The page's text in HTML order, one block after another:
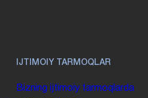
IJTIMOIY TARMOQLAR
Bizning ijtimoiy tarmoqlarda